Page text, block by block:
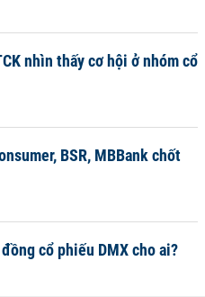
nhìn thấy cơ hội ở nhóm cổ
BSR, MBBank chốt
cổ phiếu DMX cho ai?